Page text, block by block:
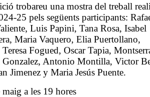
trobareu una mostra del treball
25 pels següents participants:
Luis Papini, Tana Rosa, Isabel
Maria Vaquero, Elia Puertollano,
Fogued, Oscar Tapia,
Gonzalez, Antonio Montilla, Victor
Jimenez y Maria Jesús Puente.
a les 19 hores